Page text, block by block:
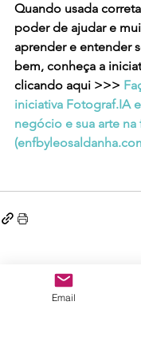
Quando usada
poder de ajudar e
aprender e entender
bem, conheça a
clicando aqui >>>
iniciativa Fotograf.IA
negócio e sua arte
(
Posts recentes
Email